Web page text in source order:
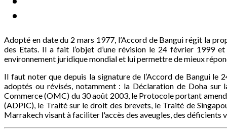
Adopté en date du 2 mars 1977, l’Accord de Bangui régit la
des Etats. Il a fait l’objet d’une révision le 24 février 1999
environnement juridique mondial et lui permettre de mieux
Il faut noter que depuis la signature de l’Accord de Bangui
adoptés ou révisés, notamment : la Déclaration de Doha
Commerce (OMC) du 30 août 2003, le Protocole portant
(ADPIC), le Traité sur le droit des brevets, le Traité de
Marrakech visant à faciliter l'accès des aveugles, des